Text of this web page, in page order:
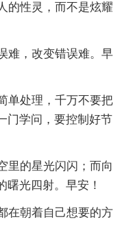
的性灵，而不是炫耀
难，改变错误难。早
单处理，千万不要把
门学问，要控制好节
里的星光闪闪；而向
曙光四射。早安！
在朝着自己想要的方